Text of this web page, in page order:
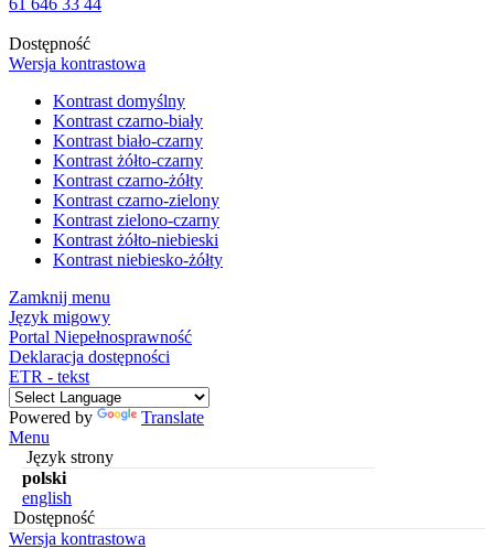
Dostępność
Wersja kontrastowa
Kontrast domyślny
Kontrast czarno-biały
Kontrast biało-czarny
Kontrast żółto-czarny
Kontrast czarno-żółty
Kontrast czarno-zielony
Kontrast zielono-czarny
Kontrast żółto-niebieski
Kontrast niebiesko-żółty
Zamknij menu
Język migowy
Portal Niepełnosprawność
Deklaracja dostępności
ETR - tekst
Powered by
Translate
Menu
Język strony
polski
english
Dostępność
Wersja kontrastowa